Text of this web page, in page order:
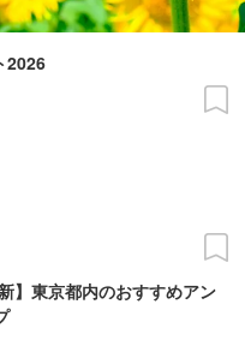
2026
】東京都内のおすすめアン